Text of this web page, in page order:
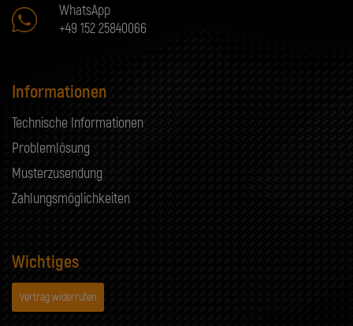
WhatsApp
+49 152 25840066
Informationen
Technische Informationen
Problemlösung
Musterzusendung
Zahlungsmöglichkeiten
Wichtiges
Vertrag widerrufen